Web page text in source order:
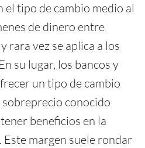
tipo de cambio medio al
de dinero entre
rara vez se aplica a los
su lugar, los bancos y
un tipo de cambio
conocido
beneficios en la
margen suele rondar